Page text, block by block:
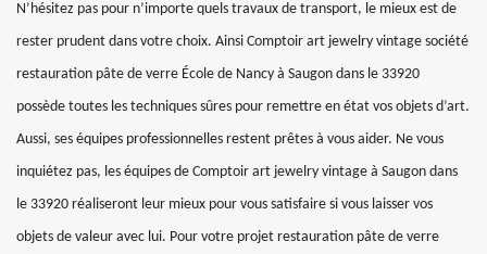
N’hésitez pas pour n’importe quels travaux de transport, le mieux est de
rester prudent dans votre choix. Ainsi Comptoir art jewelry vintage société
restauration pâte de verre École de Nancy à Saugon dans le 33920
possède toutes les techniques sûres pour remettre en état vos objets d’art.
Aussi, ses équipes professionnelles restent prêtes à vous aider. Ne vous
inquiétez pas, les équipes de Comptoir art jewelry vintage à Saugon dans
le 33920 réaliseront leur mieux pour vous satisfaire si vous laisser vos
objets de valeur avec lui. Pour votre projet restauration pâte de verre